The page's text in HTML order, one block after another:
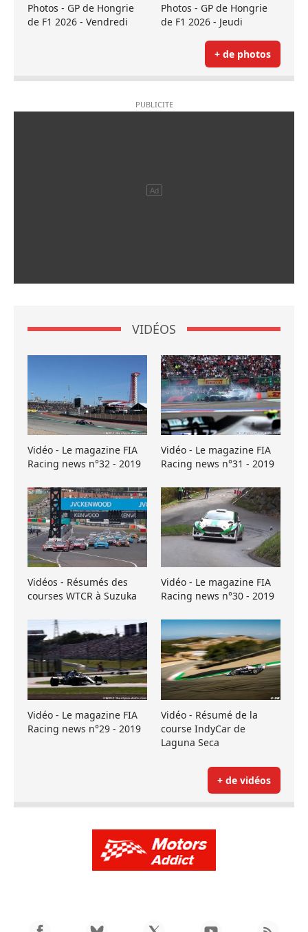
Photos - GP de Hongrie
de F1 2026 - Vendredi
Photos - GP de Hongrie
de F1 2026 - Jeudi
+ de photos
VIDÉOS
Vidéo - Le magazine FIA
Racing news n°32 - 2019
Vidéo - Le magazine FIA
Racing news n°31 - 2019
Vidéos - Résumés des
courses WTCR à Suzuka
Vidéo - Le magazine FIA
Racing news n°30 - 2019
Vidéo - Le magazine FIA
Racing news n°29 - 2019
Vidéo - Résumé de la
course IndyCar de
Laguna Seca
+ de vidéos